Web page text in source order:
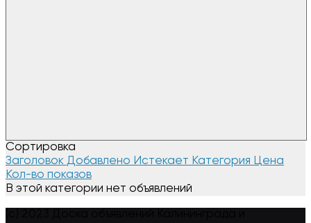
Сортировка
Заголовок Добавлено Истекает Категория Цена
Кол-во показов
В этой категории нет объявлений